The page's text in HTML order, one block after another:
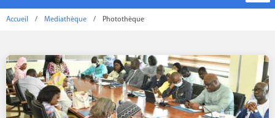
Accueil / Mediathèque / Photothèque